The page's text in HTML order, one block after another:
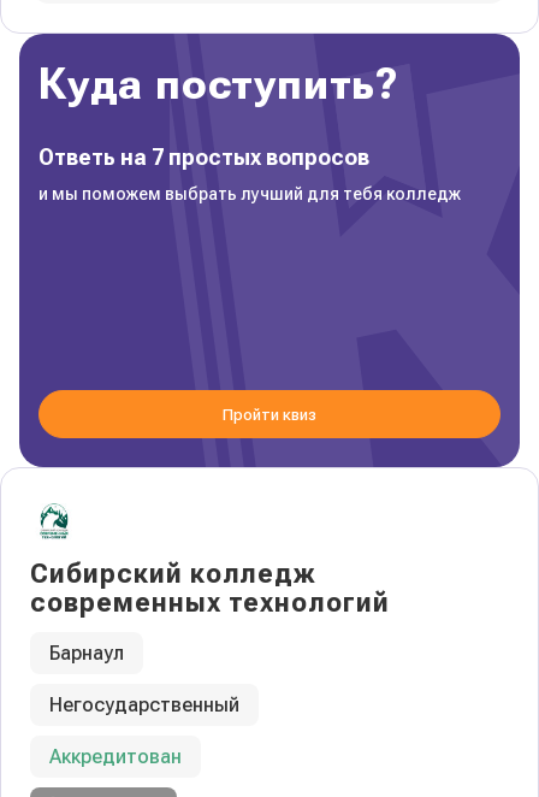
Сибирский колледж
современных технологий
Барнаул
Негосударственный
Аккредитован
Куда поступить?
Ответь на 7 простых вопросов
и мы поможем выбрать лучший для тебя колледж
Пройти квиз